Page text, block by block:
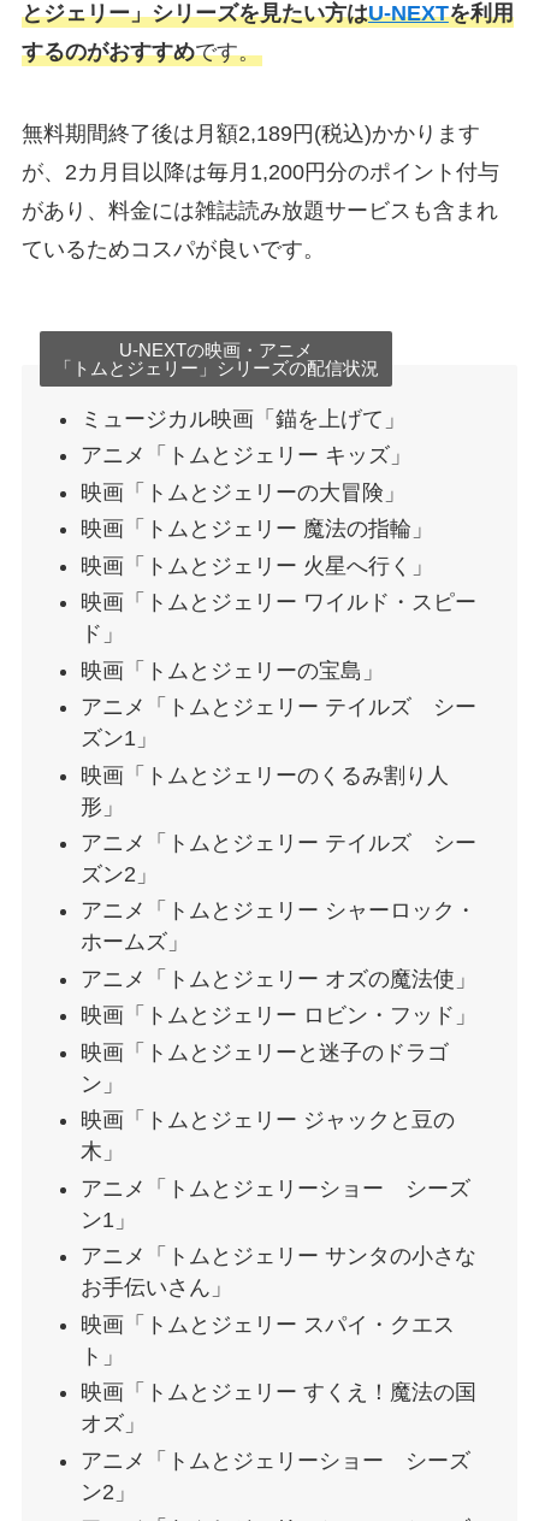
とジェリー」シリーズを見たい方はU-NEXTを利用
するのがおすすめです。
無料期間終了後は月額2,189円(税込)かかります
が、2カ月目以降は毎月1,200円分のポイント付与
があり、料金には雑誌読み放題サービスも含まれ
ているためコスパが良いです。
U-NEXTの映画・アニメ
「トムとジェリー」シリーズの配信状況
ミュージカル映画「錨を上げて」
アニメ「トムとジェリー キッズ」
映画「トムとジェリーの大冒険」
映画「トムとジェリー 魔法の指輪」
映画「トムとジェリー 火星へ行く」
映画「トムとジェリー ワイルド・スピー
ド」
映画「トムとジェリーの宝島」
アニメ「トムとジェリー テイルズ シー
ズン1」
映画「トムとジェリーのくるみ割り人
形」
アニメ「トムとジェリー テイルズ シー
ズン2」
アニメ「トムとジェリー シャーロック・
ホームズ」
アニメ「トムとジェリー オズの魔法使」
映画「トムとジェリー ロビン・フッド」
映画「トムとジェリーと迷子のドラゴ
ン」
映画「トムとジェリー ジャックと豆の
木」
アニメ「トムとジェリーショー シーズ
ン1」
アニメ「トムとジェリー サンタの小さな
お手伝いさん」
映画「トムとジェリー スパイ・クエス
ト」
映画「トムとジェリー すくえ！魔法の国
オズ」
アニメ「トムとジェリーショー シーズ
ン2」